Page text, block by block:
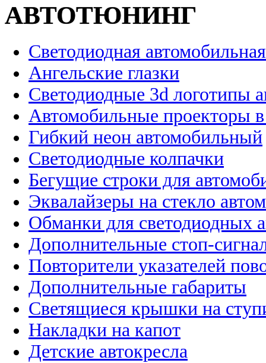
АВТОТЮНИНГ
Светодиодная
Ангельские глазки
Светодиодные 3d логотипы
Автомобильные проекторы
Гибкий неон автомобильный
Светодиодные колпачки
Бегущие строки для
Эквалайзеры на стекло
Обманки для светодиодных
Дополнительные стоп-
Повторители указателей
Дополнительные габариты
Светящиеся крышки на
Накладки на капот
Детские автокресла